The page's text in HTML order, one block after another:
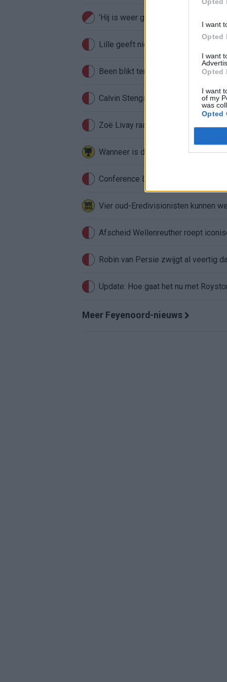
I want
Opted
I want
Opted
I want
of my
was
Opted
'Hij is weer gewoon mijn vader':
Lille geeft niet op na afwijzing:
Been blikt terug op historische
Calvin Stengs opnieuw vader:
Zoë Livay raakt draad kwijt tijdens
Conference League-ophef: Hamrun
Vier oud-Eredivisionisten kunnen
Afscheid Wellenreuther roept
Robin van Persie zwijgt al veertig
Update: Hoe gaat het nu met
Meer Feyenoord-nieuws